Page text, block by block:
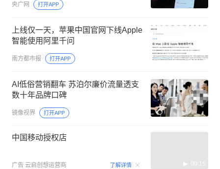
央广网 打开APP
上线仅一天，苹果中国官网下线Apple
智能使用阿里千问
南方都市报 打开APP
AI低俗营销翻车 苏泊尔廉价流量透支
数十年品牌口碑
镜像视界 打开APP
中国移动授权店
广告 云启创想运营商 了解详情 00:15